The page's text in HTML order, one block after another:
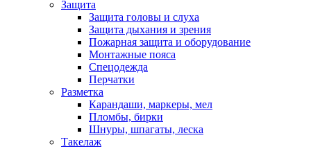
Защита
Защита головы и слуха
Защита дыхания и зрения
Пожарная защита и оборудование
Монтажные пояса
Спецодежда
Перчатки
Разметка
Карандаши, маркеры, мел
Пломбы, бирки
Шнуры, шпагаты, леска
Такелаж